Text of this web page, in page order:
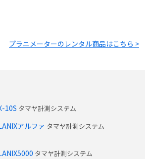
プラニメーターのレンタル商品はこちら >
10S タマヤ計測システム
アルファ タマヤ計測システム
タマヤ計測システム